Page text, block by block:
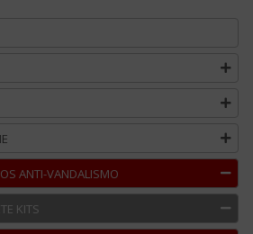
ANTI-VANDALISMO
KITS